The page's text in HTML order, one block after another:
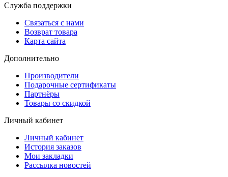
Служба поддержки
Связаться с нами
Возврат товара
Карта сайта
Дополнительно
Производители
Подарочные сертификаты
Партнёры
Товары со скидкой
Личный кабинет
Личный кабинет
История заказов
Мои закладки
Рассылка новостей